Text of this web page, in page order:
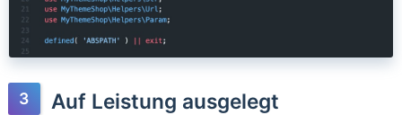
Auf Leistung ausgelegt